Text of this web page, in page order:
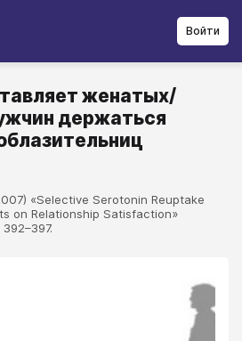
Войти
женатых/
держаться
«Selective Serotonin Reuptake
on Relationship Satisfaction»